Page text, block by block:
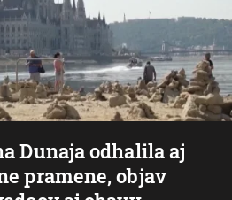
Dunaja odhalila aj
pramene, objav